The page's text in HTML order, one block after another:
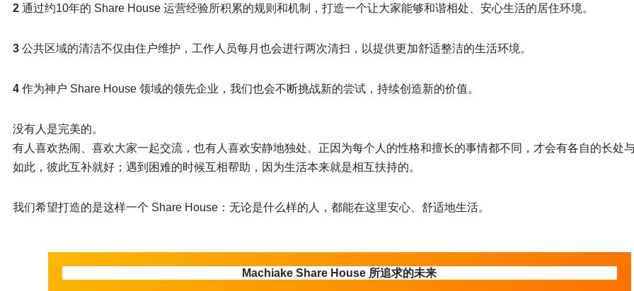
2通过约10年的 Share House 运营经验所积累的规则和机制，打造一个让大家能够和谐相处、安心生活的居住环境。
3公共区域的清洁不仅由住户维护，工作人员每月也会进行两次清扫，以提供更加舒适整洁的生活环境。
4作为神户 Share House 领域的领先企业，我们也会不断挑战新的尝试，持续创造新的价值。
没有人是完美的。
有人喜欢热闹、喜欢大家一起交流，也有人喜欢安静地独处。正因为每个人的性格和擅长的事情都不同，才会有各自的长处
如此，彼此互补就好；遇到困难的时候互相帮助，因为生活本来就是相互扶持的。
我们希望打造的是这样一个 Share House：无论是什么样的人，都能在这里安心、舒适地生活。
Machiake Share House 所追求的未来